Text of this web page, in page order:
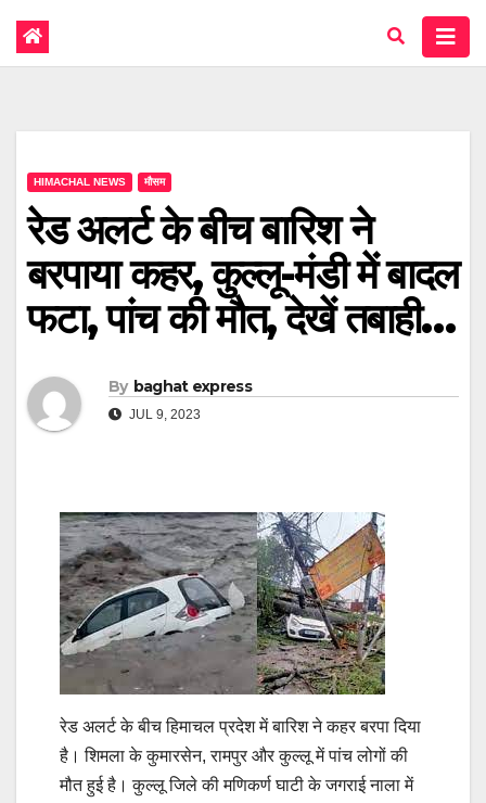
HIMACHAL NEWS मौसम
रेड अलर्ट के बीच बारिश ने
बरपाया कहर, कुल्लू-मंडी में बादल
फटा, पांच की मौत, देखें तबाही…
By baghat express
JUL 9, 2023
रेड अलर्ट के बीच हिमाचल प्रदेश में बारिश ने कहर बरपा दिया
है। शिमला के कुमारसेन, रामपुर और कुल्लू में पांच लोगों की
मौत हुई है। कुल्लू जिले की मणिकर्ण घाटी के जगराई नाला में